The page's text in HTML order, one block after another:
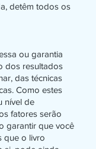
detêm todos os
ou garantia
dos resultados
das técnicas
Como estes
nível de
fatores serão
garantir que você
que o livro